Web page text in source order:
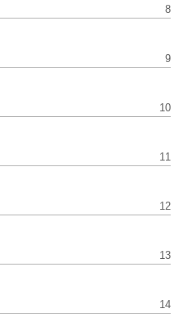
8
9
10
11
12
13
14